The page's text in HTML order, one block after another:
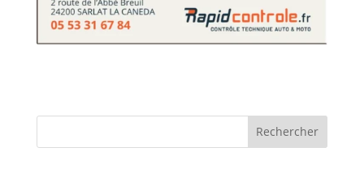
Rechercher